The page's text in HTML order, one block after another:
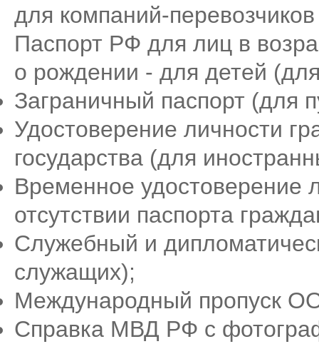
для компаний-
Паспорт РФ для лиц в
о рождении - для детей
Заграничный паспорт (для
Удостоверение личности
государства (для
Временное удостоверение
отсутствии паспорта
Служебный и
служащих);
Международный пропуск
Справка МВД РФ с